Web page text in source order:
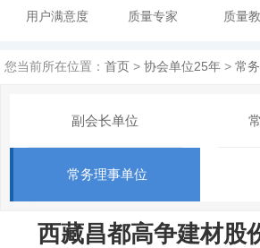
用户满意度 质量专家 质量
您当前所在位置： 首页 > 协会单位25年 > 常
副会长单位
常务理事单位
西藏昌都高争建材股